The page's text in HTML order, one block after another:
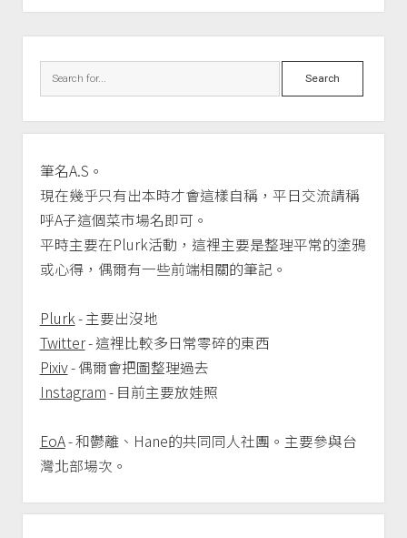
迴
戰
展
in
山
Search
筆名A.S。
現在幾乎只有出本時才會這樣自稱，平日交流請稱
呼A子這個菜市場名即可。
平時主要在Plurk活動，這裡主要是整理平常的塗鴉
或心得，偶爾有一些前端相關的筆記。
Plurk- 主要出沒地
Twitter- 這裡比較多日常零碎的東西
Pixiv- 偶爾會把圖整理過去
Instagram- 目前主要放娃照
EoA- 和鬱離、Hane的共同同人社團。主要參與台
灣北部場次。